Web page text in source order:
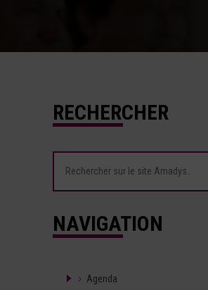
RECHERCHER
NAVIGATION
Agenda